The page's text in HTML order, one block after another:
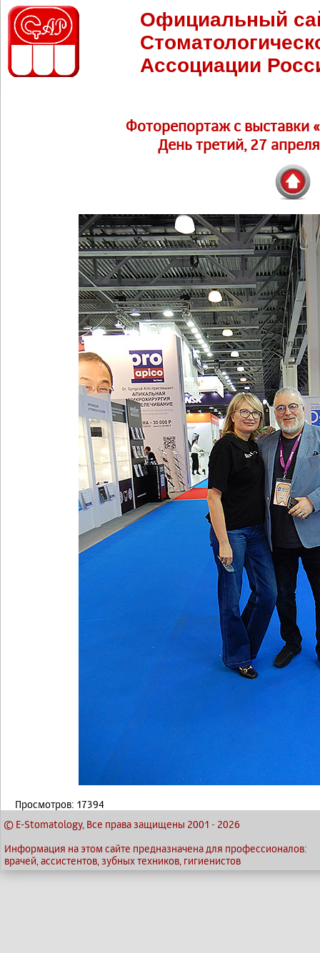
Официальный
Ассоциации
Фоторепортаж c выставки
День третий, 27
Просмотров: 17394
© E-Stomatology, Все права защищены 2001 - 2026
Информация на этом сайте предназначена для профессионалов:
врачей, ассистентов, зубных техников, гигиенистов